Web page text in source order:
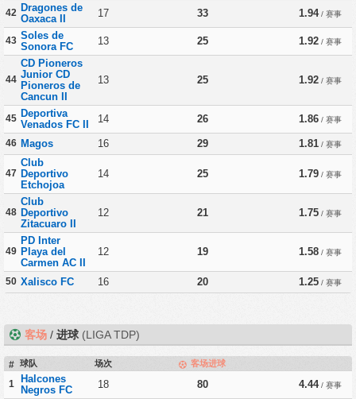
42 Dragones de
Oaxaca II
17 33 1.94/ 赛事
43 Soles de
Sonora FC
13 25 1.92 / 赛事
44
CD Pioneros
Junior CD
Pioneros de
Cancun II
13 25 1.92 / 赛事
45 Deportiva
Venados FC II
14 26 1.86 / 赛事
46 Magos 16 29 1.81 / 赛事
47
Club
Deportivo
Etchojoa
14 25 1.79 / 赛事
48
Club
Deportivo
Zitacuaro II
12 21 1.75 / 赛事
49
PD Inter
Playa del
Carmen AC II
12 19 1.58 / 赛事
50 Xalisco FC 16 20 1.25 / 赛事
客场 / 进球 (LIGA TDP)
# 球队 场次 客场进球
1
Halcones
Negros FC
18 80 4.44/ 赛事